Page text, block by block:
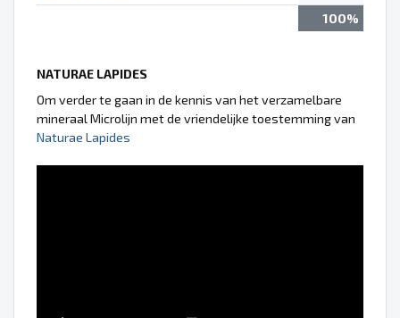
100%
NATURAE LAPIDES
Om verder te gaan in de kennis van het verzamelbare
mineraal Microlijn met de vriendelijke toestemming van
Naturae Lapides